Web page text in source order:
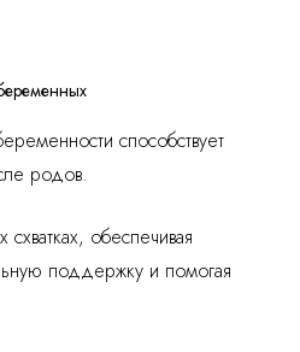
способствует
родов.
обеспечивая
поддержку и помогая